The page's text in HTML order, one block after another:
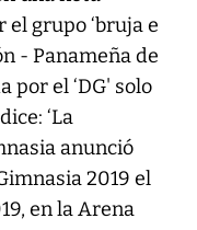
grupo ‘bruja e
- Panameña de
por el ‘DG' solo
‘La
anunció
2019 el
en la Arena